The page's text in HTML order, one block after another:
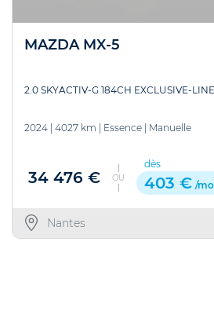
MAZDA MX-5
2.0 SKYACTIV-G 184CH EXCLUSIVE-LINE
2024 | 4027 km | Essence | Manuelle
34 476 € OU
dès
403 € /
Nantes